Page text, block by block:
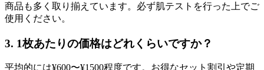
商品も多く取り揃えています。必ず肌テストを行った上でご
使用ください。
3. 1枚あたりの価格はどれくらいですか？
平均的には¥600〜¥1500程度です。お得なセット割引や定期